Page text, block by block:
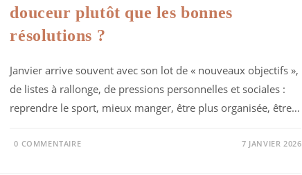
douceur plutôt que les bonnes
résolutions ?
Janvier arrive souvent avec son lot de « nouveaux objectifs »,
de listes à rallonge, de pressions personnelles et sociales :
reprendre le sport, mieux manger, être plus organisée, être…
0 COMMENTAIRE 7 JANVIER 2026